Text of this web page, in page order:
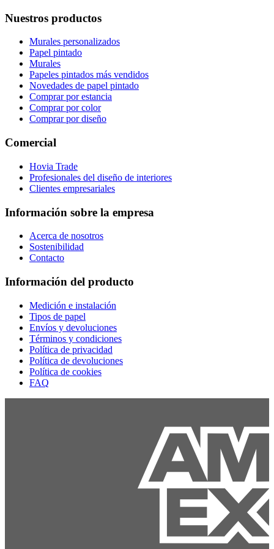
Nuestros productos
Murales personalizados
Papel pintado
Murales
Papeles pintados más vendidos
Novedades de papel pintado
Comprar por estancia
Comprar por color
Comprar por diseño
Comercial
Hovia Trade
Profesionales del diseño de interiores
Clientes empresariales
Información sobre la empresa
Acerca de nosotros
Sostenibilidad
Contacto
Información del producto
Medición e instalación
Tipos de papel
Envíos y devoluciones
Términos y condiciones
Política de privacidad
Política de devoluciones
Política de cookies
FAQ